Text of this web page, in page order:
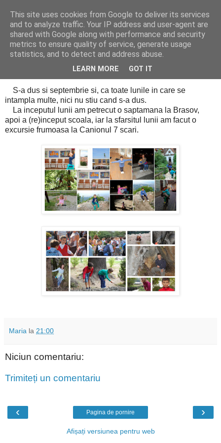
Cealalta realitate
miercuri, octombrie 01, 2014
Mozaicul lunii septembrie
S-a dus si septembrie si, ca toate lunile in care se
intampla multe, nici nu stiu cand s-a dus.
La inceputul lunii am petrecut o saptamana la Brasov,
apoi a (re)inceput scoala, iar la sfarsitul lunii am facut o
excursie frumoasa la Canionul 7 scari.
Maria la 21:00
Niciun comentariu:
Trimiteți un comentariu
‹ ›
Pagina de pornire
Afișați versiunea pentru web
This site uses cookies from Google to deliver its services
and to analyze traffic. Your IP address and user-agent are
shared with Google along with performance and security
metrics to ensure quality of service, generate usage
statistics, and to detect and address abuse.
LEARN MORE GOT IT